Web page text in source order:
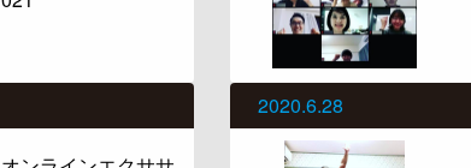
2020.6.28